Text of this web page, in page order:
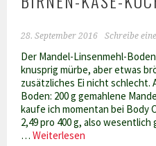
28. September 2016 Schreibe
Der Mandel-Linsenmehl-
knusprig mürbe, aber etwas
zusätzliches Ei nicht schlecht.
Boden: 200 g gemahlene
kaufe ich momentan bei Body
2,49 pro 400 g, also
…Weiterlesen